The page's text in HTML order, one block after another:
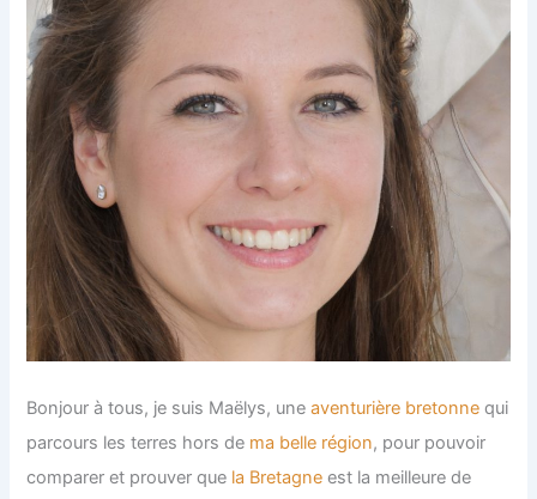
Bonjour à tous, je suis Maëlys, uneaventurière bretonne qui
parcours les terres hors de ma belle région, pour pouvoir
comparer et prouver que la Bretagne est la meilleure de